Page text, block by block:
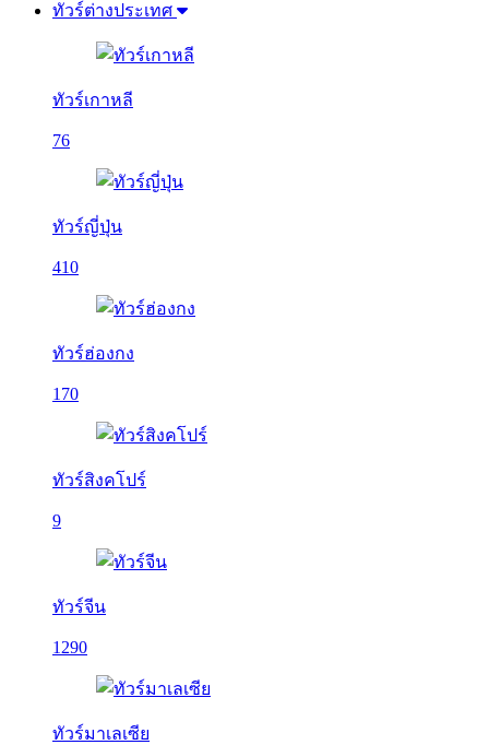
ทัวร์ต่างประเทศ
ทัวร์เกาหลี
76
ทัวร์ญี่ปุ่น
410
ทัวร์ฮ่องกง
170
ทัวร์สิงคโปร์
9
ทัวร์จีน
1290
ทัวร์มาเลเซีย